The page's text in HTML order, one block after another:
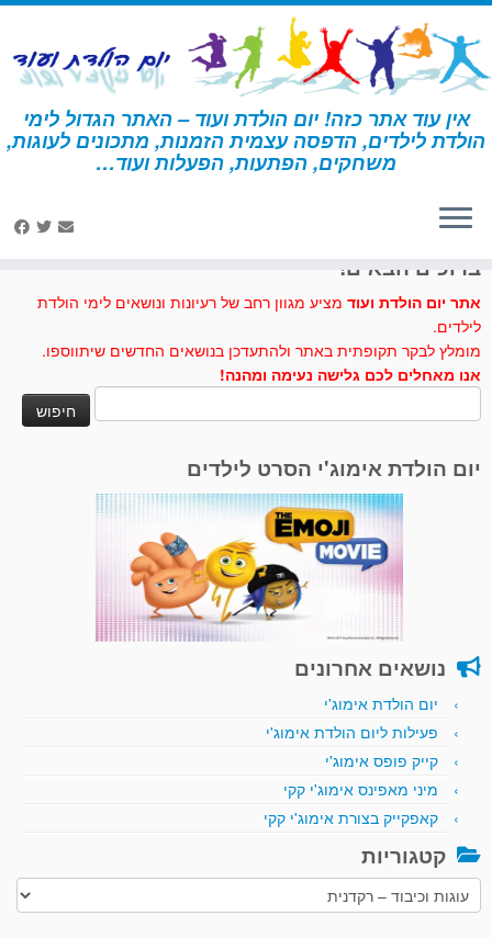
דלג
לתוכן
אין עוד אתר כזה! יום הולדת ועוד – האתר הגדול לימי
הולדת לילדים, הדפסה עצמית הזמנות, מתכונים לעוגות,
משחקים, הפתעות, הפעלות ועוד… דף הבית » רקדנית » עוגות וכיבוד – רקדנית
ברוכים הבאים!
אתר יום הולדת ועוד מציע מגוון רחב של רעיונות ונושאים לימי הולדת
לילדים.
מומלץ לבקר תקופתית באתר ולהתעדכן בנושאים החדשים שיתווספו.
אנו מאחלים לכם גלישה נעימה ומהנה!
יום הולדת אימוג'י הסרט לילדים
נושאים אחרונים
יום הולדת אימוג'י
פעילות ליום הולדת אימוג'י
קייק פופס אימוג'י
מיני מאפינס אימוג'י קקי
קאפקייק בצורת אימוג'י קקי
קטגוריות
קטגוריות